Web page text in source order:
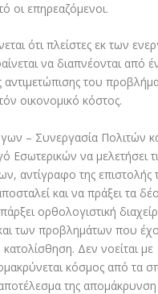
οι επηρεαζόμενοι.
ότι πλείστες εκ των
να διαπνέονται από
του
οικονομικό κόστος.
– Συνεργασία Πολιτών
Εσωτερικών να μελετήσει
αντίγραφο της επιστολής
και να πράξει τα
ορθολογιστική
των προβλημάτων που
Δεν νοείται με
κόσμος από τα
της